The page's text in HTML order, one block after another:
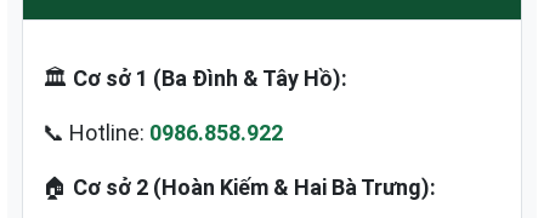
🏛️ Cơ sở 1 (Ba Đình & Tây Hồ):
📞 Hotline: 0986.858.922
🏠 Cơ sở 2 (Hoàn Kiếm & Hai Bà Trưng):